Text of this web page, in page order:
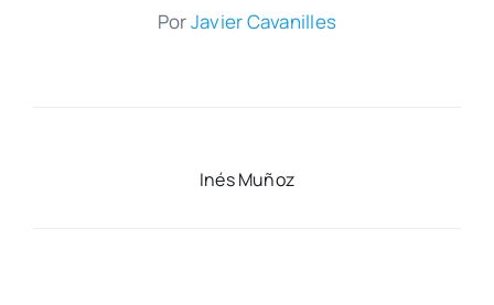
PorJavier Cava­ni­lles
Inés Muñoz